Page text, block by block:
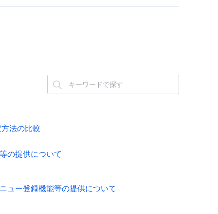
法の比較
の提供について
ュー登録機能等の提供について